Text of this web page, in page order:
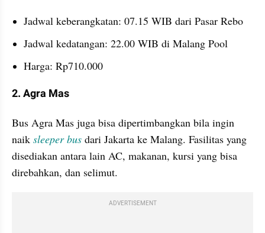
Jadwal keberangkatan: 07.15 WIB dari Pasar Rebo
Jadwal kedatangan: 22.00 WIB di Malang Pool
Harga: Rp710.000
2. Agra Mas
Bus Agra Mas juga bisa dipertimbangkan bila ingin
naik sleeper bus dari Jakarta ke Malang. Fasilitas yang
disediakan antara lain AC, makanan, kursi yang bisa
direbahkan, dan selimut.
ADVERTISEMENT